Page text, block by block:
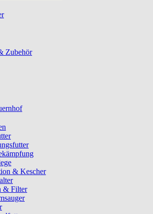
Zubehör
& Kescher
& Filter